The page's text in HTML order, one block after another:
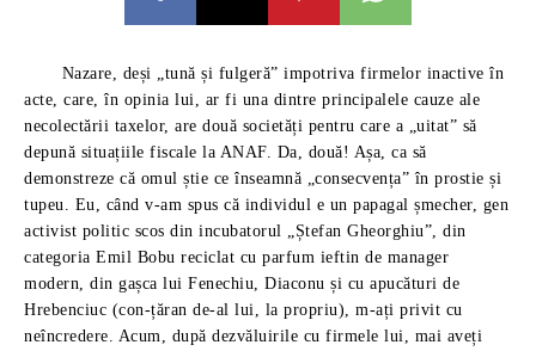
Nazare, deși „tună și fulgeră” impotriva firmelor inactive în
acte, care, în opinia lui, ar fi una dintre principalele cauze ale
necolectării taxelor, are două societăți pentru care a „uitat” să
depună situațiile fiscale la ANAF. Da, două! Așa, ca să
demonstreze că omul știe ce înseamnă „consecvența” în prostie și
tupeu. Eu, când v-am spus că individul e un papagal șmecher, gen
activist politic scos din incubatorul „Ștefan Gheorghiu”, din
categoria Emil Bobu reciclat cu parfum ieftin de manager
modern, din gașca lui Fenechiu, Diaconu și cu apucături de
Hrebenciuc (con-țăran de-al lui, la propriu), m-ați privit cu
neîncredere. Acum, după dezvăluirile cu firmele lui, mai aveți